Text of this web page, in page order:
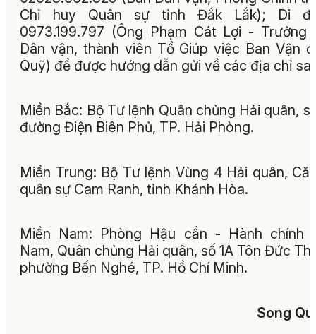
Chỉ huy Quân sự tỉnh Đắk Lắk); Di
0973.199.797 (Ông Phạm Cát Lợi - Trưởng
Dân vận, thành viên Tổ Giúp việc Ban Vận
Quỹ) để được hướng dẫn gửi về các địa chỉ
Miền Bắc: Bộ Tư lệnh Quân chủng Hải quân,
đường Điện Biên Phủ, TP. Hải Phòng.
Miền Trung: Bộ Tư lệnh Vùng 4 Hải quân,
quân sự Cam Ranh, tỉnh Khánh Hòa.
Miền Nam: Phòng Hậu cần - Hành chính
Nam, Quân chủng Hải quân, số 1A Tôn Đức
phường Bến Nghé, TP. Hồ Chí Minh.
Song